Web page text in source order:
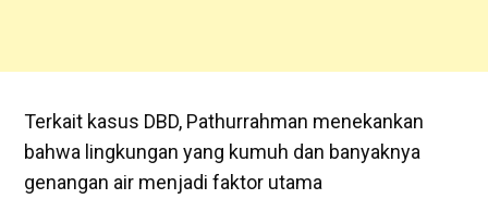
Terkait kasus DBD, Pathurrahman menekankan
bahwa lingkungan yang kumuh dan banyaknya
genangan air menjadi faktor utama